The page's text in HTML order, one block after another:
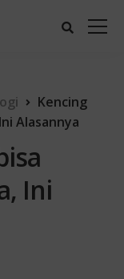
Kencing
Alasannya
Ini